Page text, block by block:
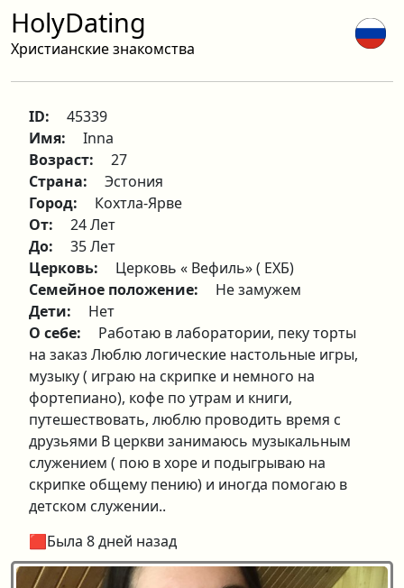
HolyDating
Христианские знакомства
ID:
45339
Имя:
Inna
Возраст:
27
Страна:
Эстония
Город:
Кохтла-Ярве
От:
24 Лет
До:
35 Лет
Церковь:
Церковь « Вефиль» ( ЕХБ)
Семейное положение:
Не замужем
Дети:
Нет
О себе:
Работаю в лаборатории, пеку торты
на заказ Люблю логические настольные игры,
музыку ( играю на скрипке и немного на
фортепиано), кофе по утрам и книги,
путешествовать, люблю проводить время с
друзьями В церкви занимаюсь музыкальным
служением ( пою в хоре и подыгрываю на
скрипке общему пению) и иногда помогаю в
детском служении..
🟥Была 8 дней назад